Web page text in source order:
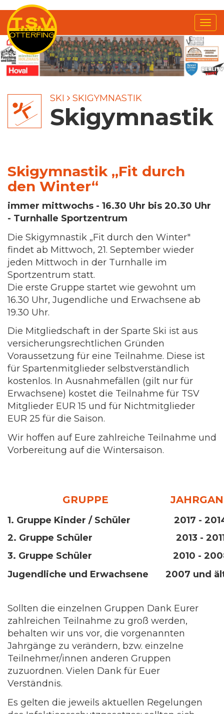
SKI SKIGYMNASTIK
Skigymnastik
Skigymnastik „Fit durch
den Winter“
immer mittwochs - 16.30 Uhr bis 20.30 Uhr
- Turnhalle Sportzentrum
Die Skigymnastik „Fit durch den Winter"
findet ab Mittwoch, 21. September wieder
jeden Mittwoch in der Turnhalle im
Sportzentrum statt.
Die erste Gruppe startet wie gewohnt um
16.30 Uhr, Jugendliche und Erwachsene ab
19.30 Uhr.
Die Mitgliedschaft in der Sparte Ski ist aus
versicherungsrechtlichen Gründen
Voraussetzung für eine Teilnahme. Diese ist
für Spartenmitglieder selbstverständlich
kostenlos. In Ausnahmefällen (gilt nur für
Erwachsene) kostet die Teilnahme für TSV
Mitglieder EUR 15 und für Nichtmitglieder
EUR 25 für die Saison.
Wir hoffen auf Eure zahlreiche Teilnahme und
Vorbereitung auf die Wintersaison.
GRUPPE
1. Gruppe Kinder / Schüler
2017 -
2. Gruppe Schüler
2013 -
3. Gruppe Schüler
2010 -
Jugendliche und Erwachsene
2007 und
Sollten die einzelnen Gruppen Dank Eurer
zahlreichen Teilnahme zu groß werden,
behalten wir uns vor, die vorgenannten
Jahrgänge zu verändern, bzw. einzelne
Teilnehmer/innen anderen Gruppen
zuzuordnen. Vielen Dank für Euer
Verständnis.
Es gelten die jeweils aktuellen Regelungen